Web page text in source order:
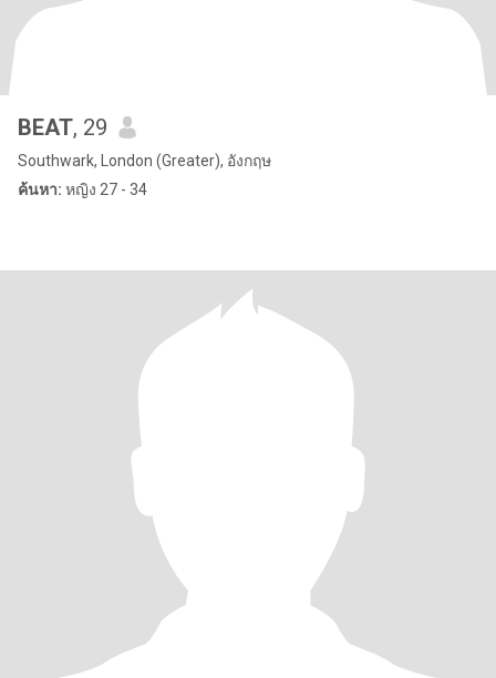
BEAT, 29
Southwark, London (Greater), อังกฤษ
ค้นหา: หญิง 27 - 34